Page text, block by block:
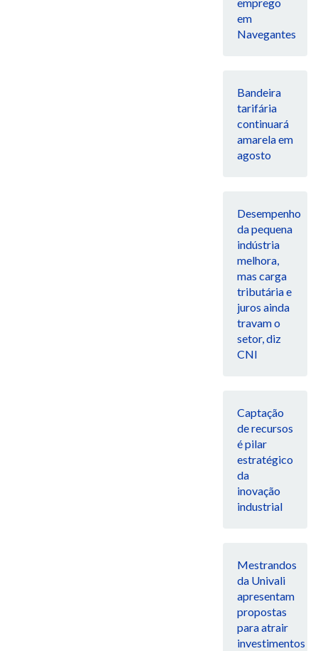
em
Navegantes
Bandeira
tarifária
continuará
amarela em
agosto
Desempenho
da pequena
indústria
melhora,
mas carga
tributária e
juros ainda
travam o
setor, diz
CNI
Captação
de recursos
é pilar
estratégico
da
inovação
industrial
Mestrandos
da Univali
apresentam
propostas
para atrair
investimentos